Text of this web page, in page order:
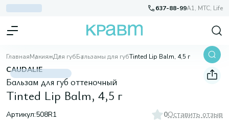
637-88-99A1, МТС, Life
ГлавнаяМакияжДля губБальзамы для губTinted Lip Balm, 4,5 г
CAUDALIE
Бальзам для губ оттеночный
Tinted Lip Balm, 4,5 г
Артикул:508R1 0Оставить отзыв